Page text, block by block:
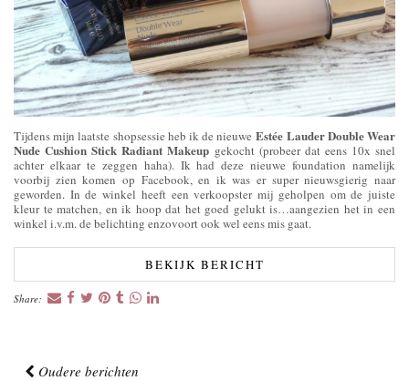
Tijdens mijn laatste shopsessie heb ik de nieuweEstée Lauder Double Wear
Nude Cushion Stick Radiant Makeup gekocht (probeer dat eens 10x snel
achter elkaar te zeggen haha). Ik had deze nieuwe foundation namelijk
voorbij zien komen op Facebook, en ik was er super nieuwsgierig naar
geworden. In de winkel heeft een verkoopster mij geholpen om de juiste
kleur te matchen, en ik hoop dat het goed gelukt is…aangezien het in een
winkel i.v.m. de belichting enzovoort ook wel eens mis gaat.
BEKIJK BERICHT
Share:
Oudere berichten